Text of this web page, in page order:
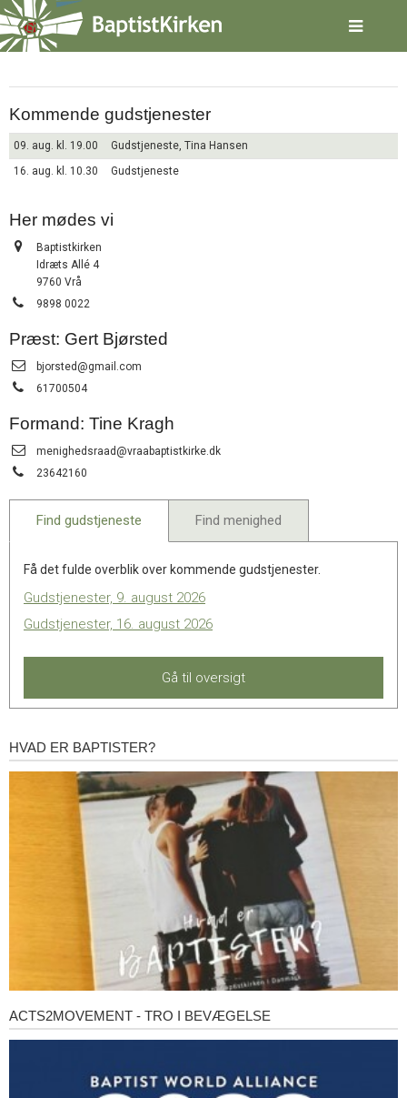
Spring
menu
over
gå
indhold Vend
tilbage
forsiden
2.0:
Nyheder
4.0:
Inspiration
5.0:
Værktøjskassen
7.0:
BaptistKirken
Forside
11.0:
Kalender
13.0:
Værktøjskassen
14.0:
Mission
BaptistKirken
Kontakt
Vrå
Kommende gudstjenester
09. aug. kl. 19.00
Gudstjeneste, Tina Hansen
16. aug. kl. 10.30
Gudstjeneste
Her mødes vi
Adresse:
Baptistkirken
Idræts Allé 4
9760 Vrå
Tlf.:
9898 0022
Præst: Gert Bjørsted
Send
email:
bjorsted@gmail.com
Tlf.:
61700504
Formand: Tine Kragh
Send
email:
menighedsraad@vraabaptistkirke.dk
Tlf.:
23642160
Find gudstjeneste Find menighed
Få det fulde overblik over kommende gudstjenester.
Gudstjenester, 9. august 2026
Gudstjenester, 16. august 2026
Gå til oversigt
Hvad
HVAD ER BAPTISTER?
Acts2Movement
ACTS2MOVEMENT - TRO I BEVÆGELSE